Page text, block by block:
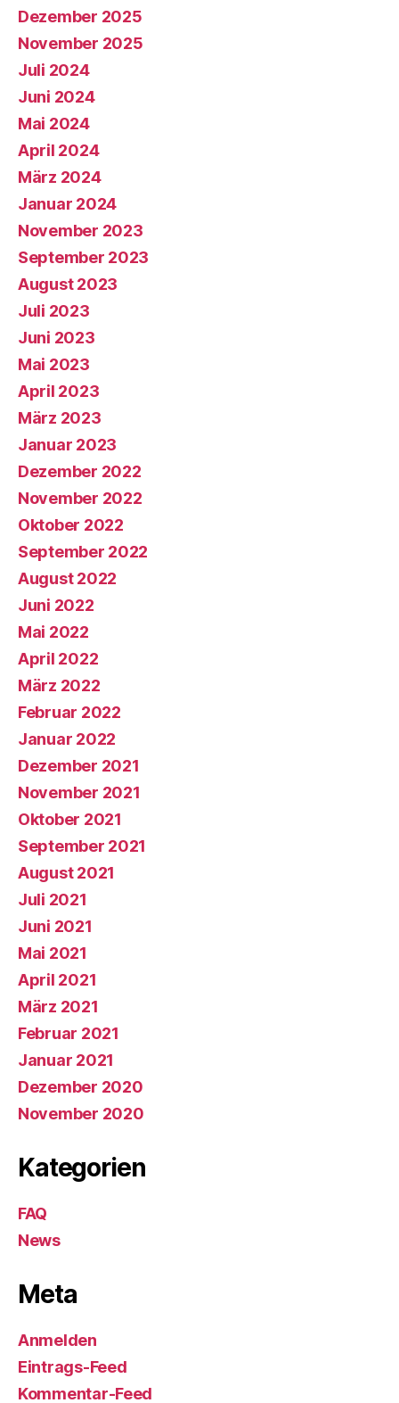
Dezember 2025
November 2025
Juli 2024
Juni 2024
Mai 2024
April 2024
März 2024
Januar 2024
November 2023
September 2023
August 2023
Juli 2023
Juni 2023
Mai 2023
April 2023
März 2023
Januar 2023
Dezember 2022
November 2022
Oktober 2022
September 2022
August 2022
Juni 2022
Mai 2022
April 2022
März 2022
Februar 2022
Januar 2022
Dezember 2021
November 2021
Oktober 2021
September 2021
August 2021
Juli 2021
Juni 2021
Mai 2021
April 2021
März 2021
Februar 2021
Januar 2021
Dezember 2020
November 2020
Kategorien
FAQ
News
Meta
Anmelden
Eintrags-Feed
Kommentar-Feed